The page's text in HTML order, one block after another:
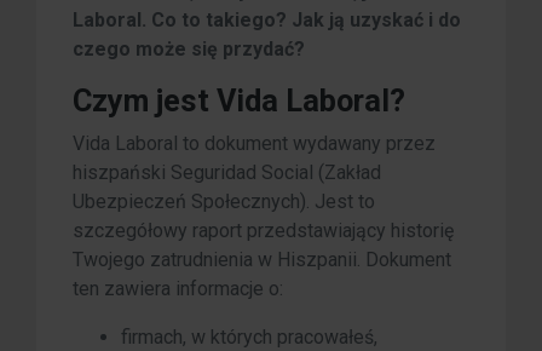
Laboral. Co to takiego? Jak ją uzyskać i do
czego może się przydać?
Czym jest Vida Laboral?
Vida Laboral to dokument wydawany przez
hiszpański Seguridad Social (Zakład
Ubezpieczeń Społecznych). Jest to
szczegółowy raport przedstawiający historię
Twojego zatrudnienia w Hiszpanii. Dokument
ten zawiera informacje o:
firmach, w których pracowałeś,